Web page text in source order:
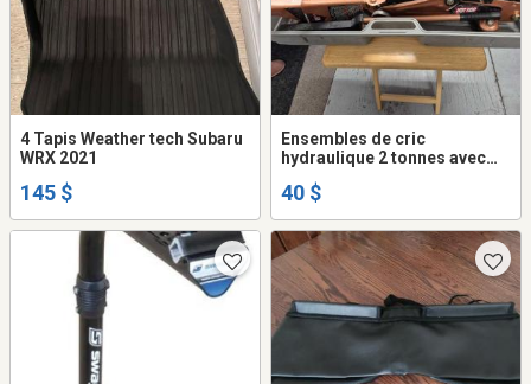
4 Tapis Weather tech Subaru
WRX 2021
145 $
Ensembles de cric
hydraulique 2 tonnes avec
40 $